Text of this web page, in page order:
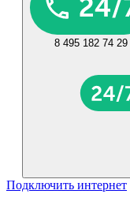
8 495 182 74 29
Подключить интернет